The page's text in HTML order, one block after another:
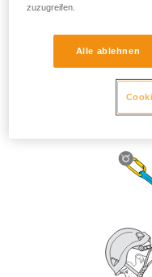
Die Länge des
Person mehr Spielraum
zuzugreifen.
Alle ablehnen